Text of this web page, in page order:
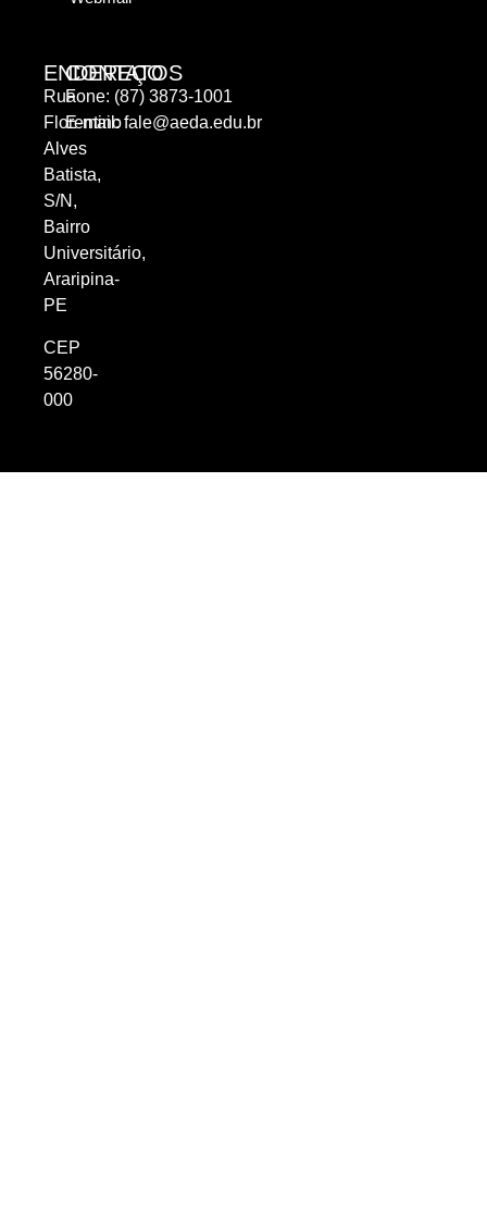
ENDEREÇO
Rua
Florentino
Alves
Batista,
S/N,
Bairro
Universitário,
Araripina-
PE
CEP
56280-
000
CONTATOS
Fone: (87) 3873-1001
E-mail:fale@aeda.edu.br